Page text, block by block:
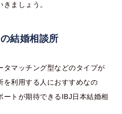
ましょう。
結婚相談所
タマッチング型などのタイプが
を利用する人におすすめなの
ートが期待できるIBJ日本結婚相